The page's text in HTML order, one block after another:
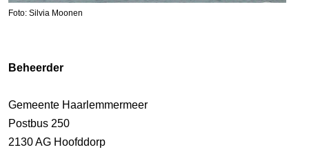
Foto: Silvia Moonen
Beheerder
Gemeente Haarlemmermeer
Postbus 250
2130 AG Hoofddorp